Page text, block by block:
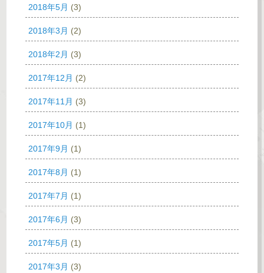
2018年5月 (3)
2018年3月 (2)
2018年2月 (3)
2017年12月 (2)
2017年11月 (3)
2017年10月 (1)
2017年9月 (1)
2017年8月 (1)
2017年7月 (1)
2017年6月 (3)
2017年5月 (1)
2017年3月 (3)